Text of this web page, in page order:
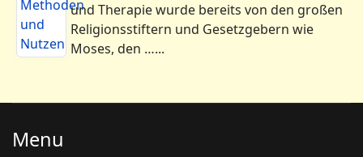
und Therapie wurde bereits von den großen
Religionsstiftern und Gesetzgebern wie
Moses, den …...
Menu